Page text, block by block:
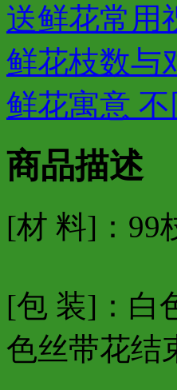
送鲜花常用
鲜花枝数与
鲜花寓意
商品描述
[材 料]：99
[包 装]：白
色丝带花结